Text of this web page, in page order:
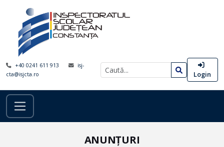
+40 0241 611 913
isj-
cta@isjcta.ro
Login
ANUNȚURI